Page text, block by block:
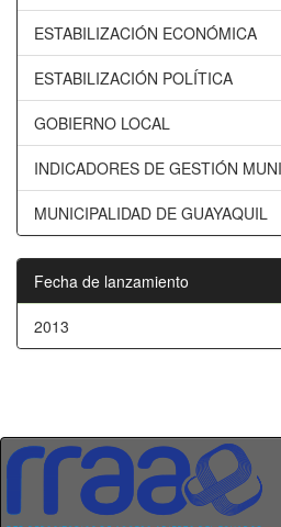
ESTABILIZACIÓN ECONÓMICA
ESTABILIZACIÓN POLÍTICA
GOBIERNO LOCAL
INDICADORES DE GESTIÓN
MUNICIPALIDAD DE GUAYAQUIL
Fecha de lanzamiento
2013